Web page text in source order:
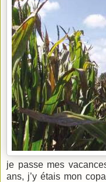
je passe mes
ans, j’y étais mon